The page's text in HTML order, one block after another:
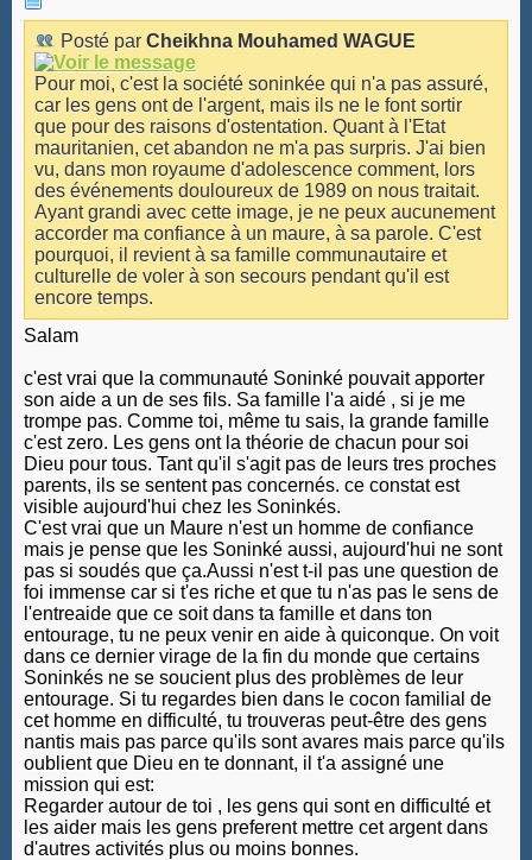
Posté par Cheikhna Mouhamed WAGUE
Pour moi, c'est la société soninkée qui n'a pas assuré,
car les gens ont de l'argent, mais ils ne le font sortir
que pour des raisons d'ostentation. Quant à l'Etat
mauritanien, cet abandon ne m'a pas surpris. J'ai bien
vu, dans mon royaume d'adolescence comment, lors
des événements douloureux de 1989 on nous traitait.
Ayant grandi avec cette image, je ne peux aucunement
accorder ma confiance à un maure, à sa parole. C'est
pourquoi, il revient à sa famille communautaire et
culturelle de voler à son secours pendant qu'il est
encore temps.
Salam
c'est vrai que la communauté Soninké pouvait apporter
son aide a un de ses fils. Sa famille l'a aidé , si je me
trompe pas. Comme toi, même tu sais, la grande famille
c'est zero. Les gens ont la théorie de chacun pour soi
Dieu pour tous. Tant qu'il s'agit pas de leurs tres proches
parents, ils se sentent pas concernés. ce constat est
visible aujourd'hui chez les Soninkés.
C'est vrai que un Maure n'est un homme de confiance
mais je pense que les Soninké aussi, aujourd'hui ne sont
pas si soudés que ça.Aussi n'est t-il pas une question de
foi immense car si t'es riche et que tu n'as pas le sens de
l'entreaide que ce soit dans ta famille et dans ton
entourage, tu ne peux venir en aide à quiconque. On voit
dans ce dernier virage de la fin du monde que certains
Soninkés ne se soucient plus des problèmes de leur
entourage. Si tu regardes bien dans le cocon familial de
cet homme en difficulté, tu trouveras peut-être des gens
nantis mais pas parce qu'ils sont avares mais parce qu'ils
oublient que Dieu en te donnant, il t'a assigné une
mission qui est:
Regarder autour de toi , les gens qui sont en difficulté et
les aider mais les gens preferent mettre cet argent dans
d'autres activités plus ou moins bonnes.